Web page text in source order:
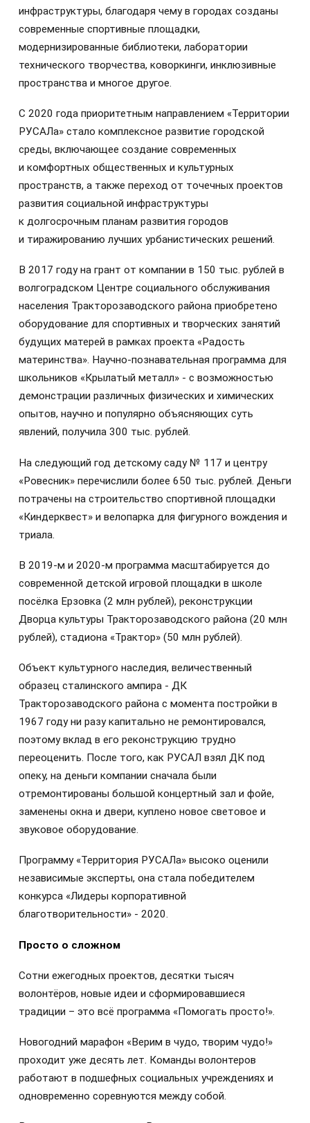
инфраструктуры, благодаря чему в городах созданы
современные спортивные площадки,
модернизированные библиотеки, лаборатории
технического творчества, коворкинги, инклюзивные
пространства и многое другое.
С 2020 года приоритетным направлением «Территории
РУСАЛа» стало комплексное развитие городской
среды, включающее создание современных
и комфортных общественных и культурных
пространств, а также переход от точечных проектов
развития социальной инфраструктуры
к долгосрочным планам развития городов
и тиражированию лучших урбанистических решений.
В 2017 году на грант от компании в 150 тыс. рублей в
волгоградском Центре социального обслуживания
населения Тракторозаводского района приобретено
оборудование для спортивных и творческих занятий
будущих матерей в рамках проекта «Радость
материнства». Научно-познавательная программа для
школьников «Крылатый металл» - с возможностью
демонстрации различных физических и химических
опытов, научно и популярно объясняющих суть
явлений, получила 300 тыс. рублей.
На следующий год детскому саду № 117 и центру
«Ровесник» перечислили более 650 тыс. рублей. Деньги
потрачены на строительство спортивной площадки
«Киндерквест» и велопарка для фигурного вождения и
триала.
В 2019-м и 2020-м программа масштабируется до
современной детской игровой площадки в школе
посёлка Ерзовка (2 млн рублей), реконструкции
Дворца культуры Тракторозаводского района (20 млн
рублей), стадиона «Трактор» (50 млн рублей).
Объект культурного наследия, величественный
образец сталинского ампира - ДК
Тракторозаводского района с момента постройки в
1967 году ни разу капитально не ремонтировался,
поэтому вклад в его реконструкцию трудно
переоценить. После того, как РУСАЛ взял ДК под
опеку, на деньги компании сначала были
отремонтированы большой концертный зал и фойе,
заменены окна и двери, куплено новое световое и
звуковое оборудование.
Программу «Территория РУСАЛа» высоко оценили
независимые эксперты, она стала победителем
конкурса «Лидеры корпоративной
благотворительности» - 2020.
Просто о сложном
Сотни ежегодных проектов, десятки тысяч
волонтёров, новые идеи и сформировавшиеся
традиции – это всё программа «Помогать просто!».
Новогодний марафон «Верим в чудо, творим чудо!»
проходит уже десять лет. Команды волонтеров
работают в подшефных социальных учреждениях и
одновременно соревнуются между собой.